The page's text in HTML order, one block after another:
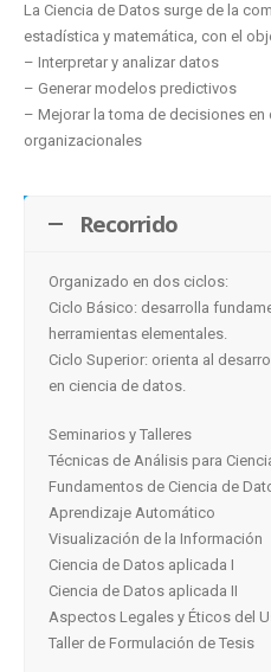
La Ciencia de Datos surge de la
estadística y matemática, con el
– Interpretar y analizar datos
– Generar modelos predictivos
– Mejorar la toma de decisiones
organizacionales
Recorrido
Organizado en dos ciclos:
Ciclo Básico: desarrolla
herramientas elementales.
Ciclo Superior: orienta al
en ciencia de datos.
Seminarios y Talleres
Técnicas de Análisis para
Fundamentos de Ciencia de
Aprendizaje Automático
Visualización de la Información
Ciencia de Datos aplicada I
Ciencia de Datos aplicada II
Aspectos Legales y Éticos del
Taller de Formulación de Tesis